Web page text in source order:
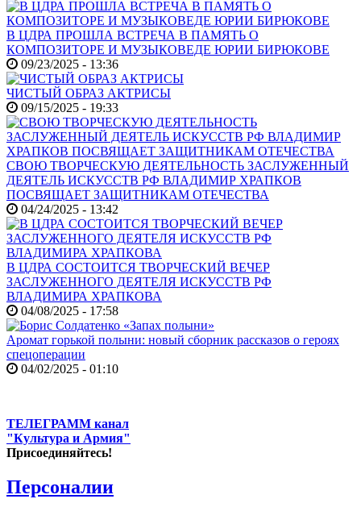
В ЦДРА ПРОШЛА ВСТРЕЧА В ПАМЯТЬ О
КОМПОЗИТОРЕ И МУЗЫКОВЕДЕ ЮРИИ БИРЮКОВЕ
09/23/2025 - 13:36
ЧИСТЫЙ ОБРАЗ АКТРИСЫ
09/15/2025 - 19:33
СВОЮ ТВОРЧЕСКУЮ ДЕЯТЕЛЬНОСТЬ ЗАСЛУЖЕННЫЙ
ДЕЯТЕЛЬ ИСКУССТВ РФ ВЛАДИМИР ХРАПКОВ
ПОСВЯЩАЕТ ЗАЩИТНИКАМ ОТЕЧЕСТВА
04/24/2025 - 13:42
В ЦДРА СОСТОИТСЯ ТВОРЧЕСКИЙ ВЕЧЕР
ЗАСЛУЖЕННОГО ДЕЯТЕЛЯ ИСКУССТВ РФ
ВЛАДИМИРА ХРАПКОВА
04/08/2025 - 17:58
Аромат горькой полыни: новый сборник рассказов о героях
спецоперации
04/02/2025 - 01:10
ТЕЛЕГРАММ канал
"Культура и Армия"
Присоединяйтесь!
Персоналии